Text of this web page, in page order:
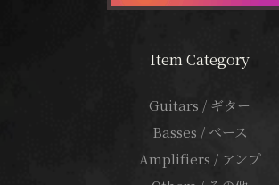
Item Category
Guitars / ギター
Basses / ベース
Amplifiers / アンプ